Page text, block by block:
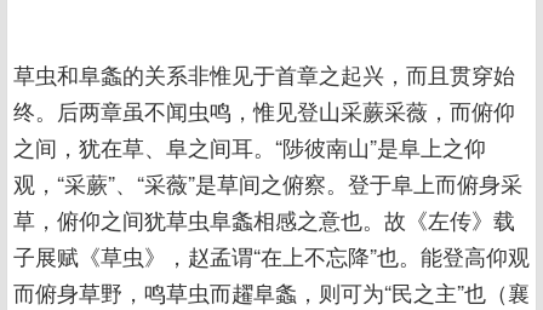
草虫和阜螽的关系非惟见于首章之起兴，而且贯穿始
终。后两章虽不闻虫鸣，惟见登山采蕨采薇，而俯仰
之间，犹在草、阜之间耳。“陟彼南山”是阜上之仰
观，“采蕨”、“采薇”是草间之俯察。登于阜上而俯身采
草，俯仰之间犹草虫阜螽相感之意也。故《左传》载
子展赋《草虫》，赵孟谓“在上不忘降”也。能登高仰观
而俯身草野，鸣草虫而趯阜螽，则可为“民之主”也（襄